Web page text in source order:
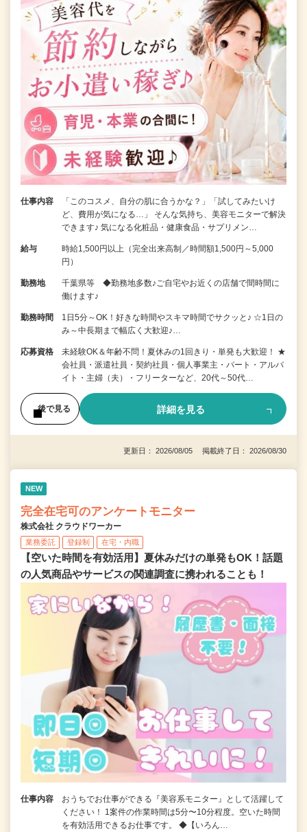
仕事内容
「このコスメ、自分の肌に合うかな？」「試してみたいけ
ど、費用が気になる…」 そんな気持ち、美容モニターで解決
できます♪ 気になる化粧品・健康食品・サプリメン…
給与
時給1,500円以上（完全出来高制／時間額1,500円～5,000
円）
勤務地
千葉県等 ◆勤務地多数♪ご自宅やお近くの店舗で間時間に
働けます♪
勤務時間
1日5分～OK！好きな時間やスキマ時間でサクッと♪ ☆1日の
み～中長期まで幅広く大歓迎♪…
応募資格
未経験OK＆年齢不問！夏休みの1回きり・単発も大歓迎！ ★
会社員・派遣社員・契約社員・個人事業主・パート・アルバ
イト・主婦（夫）・フリーターなど、20代～50代…
後で見る 詳細を見る
更新日： 2026/08/05 掲載終了日： 2026/08/30
NEW
完全在宅可のアンケートモニター
株式会社 クラウドワーカー
業務委託 登録制 在宅・内職
【空いた時間を有効活用】夏休みだけの単発もOK！話題
の人気商品やサービスの関連調査に携われることも！
仕事内容
おうちでお仕事ができる『美容系モニター』として活躍して
ください！ 1案件の作業時間は5分〜10分程度。空いた時間
を有効活用できるお仕事です。 ◆【いろん…